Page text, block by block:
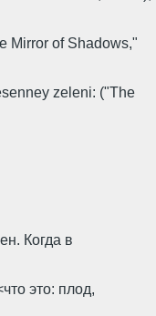
Mirror of Shadows,"
zeleni: ("The
Когда в
это: плод,